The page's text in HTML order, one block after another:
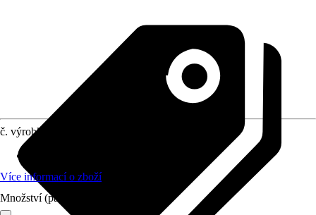
č. výrobku
Více informací o zboží
Množství (pár)